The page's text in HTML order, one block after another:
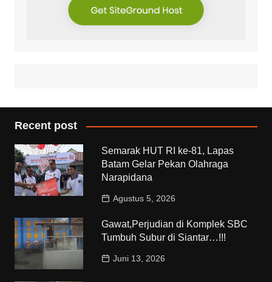
Recent post
Semarak HUT RI ke-81, Lapas
Batam Gelar Pekan Olahraga
Narapidana
Agustus 5, 2026
Gawat,Perjudian di Komplek SBC
Tumbuh Subur di Siantar…!!!
Juni 13, 2026